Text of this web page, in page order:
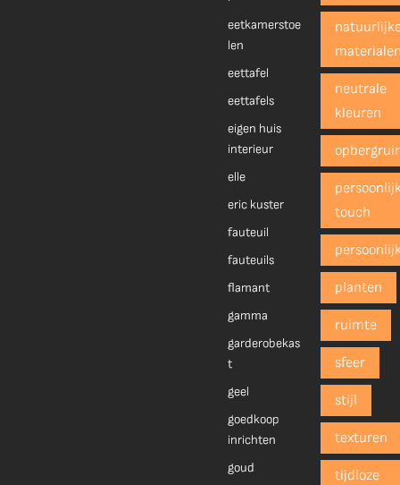
eetkamerstoe
len
eettafel
eettafels
eigen huis
interieur
elle
eric kuster
fauteuil
fauteuils
flamant
gamma
garderobekas
t
geel
goedkoop
inrichten
goud
neutrale
kleuren
touch
planten
ruimte
sfeer
stijl
texturen
tijdloze